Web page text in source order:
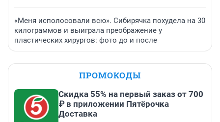
«Меня исполосовали всю». Сибирячка похудела на 30
килограммов и выиграла преображение у
пластических хирургов: фото до и после
ПРОМОКОДЫ
Скидка 55% на первый заказ от 700
₽ в приложении Пятёрочка
Доставка